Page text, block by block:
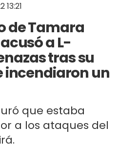
13:21
de Tamara
a L-
tras su
incendiaron un
que estaba
a los ataques del